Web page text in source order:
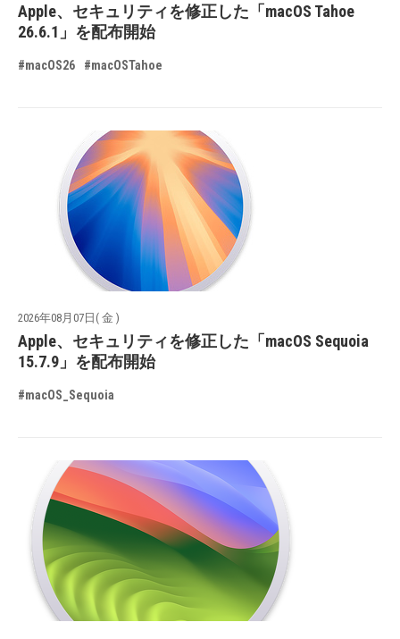
Apple、セキュリティを修正した「macOS Tahoe
26.6.1」を配布開始
#macOS26 #macOSTahoe
2026年08月07日( 金 )
Apple、セキュリティを修正した「macOS Sequoia
15.7.9」を配布開始
#macOS_Sequoia